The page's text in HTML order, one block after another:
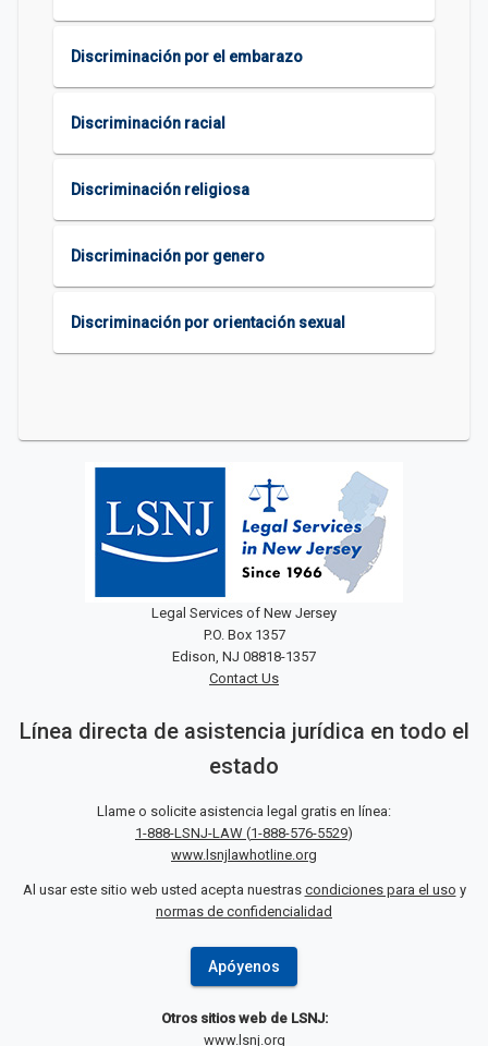
Discriminación por el embarazo
Discriminación racial
Discriminación religiosa
Discriminación por genero
Discriminación por orientación sexual
Legal Services of New Jersey
P.O. Box 1357
Edison, NJ 08818-1357
Contact Us
Línea directa de asistencia jurídica en todo el
estado
Llame o solicite asistencia legal gratis en línea:
1-888-LSNJ-LAW (1-888-576-5529)
www.lsnjlawhotline.org
Al usar este sitio web usted acepta nuestras condiciones para el uso y
normas de confidencialidad
Apóyenos
Otros sitios web de LSNJ:
www.lsnj.org